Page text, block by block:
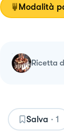
Modalità
ricetta
Salva · 1